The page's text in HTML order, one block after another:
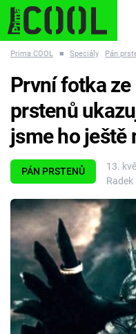
ESCAPE PLNEJ KOTEL
Témata
Filmy
Seriály
Hry
Cool Esport
Prima COOL ■ Speciály Pán
PÁN PRSTENŮ
13.
První fotka ze
prstenů
jsme ho ještě